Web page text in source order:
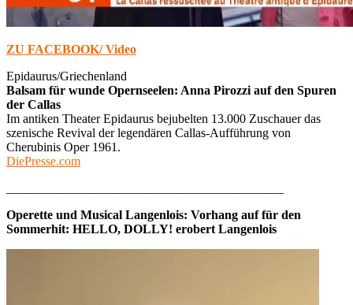
ZU FACEBOOK/ Video
Epidaurus/Griechenland
Balsam für wunde Opernseelen: Anna Pirozzi auf den Spuren
der Callas
Im antiken Theater Epidaurus bejubelten 13.000 Zuschauer das
szenische Revival der legendären Callas-Aufführung von
Cherubinis Oper 1961.
DiePresse.com
Operette und Musical Langenlois: Vorhang auf für den
Sommerhit: HELLO, DOLLY! erobert Langenlois